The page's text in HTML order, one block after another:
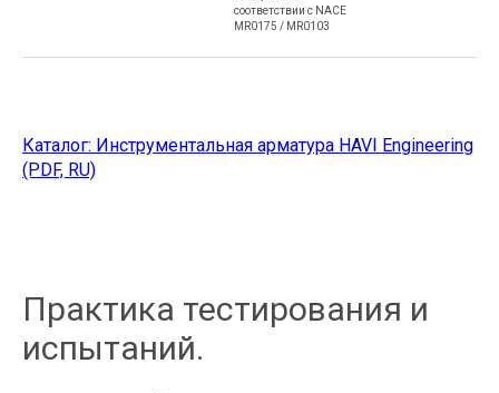
соответствии с NACE
MR0175 / MR0103
Каталог: Инструментальная арматура HAVI Engineering
(PDF, RU)
Практика тестирования и
испытаний.